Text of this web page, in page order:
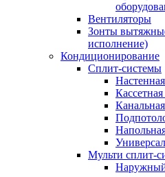
Вентиляторы
Зонты
исполнение)
Кондиционирование
Сплит-системы
Мульти сплит-
Наружный